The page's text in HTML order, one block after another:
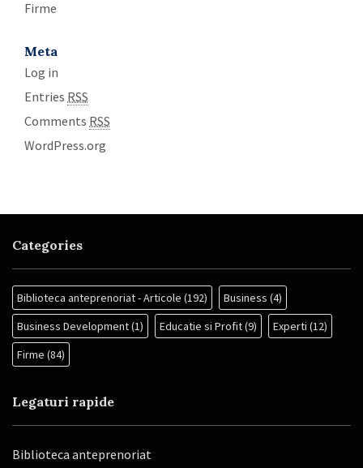
Firme
Meta
Log in
Entries RSS
Comments RSS
WordPress.org
Categories
Biblioteca anteprenoriat - Articole (192) Business (4)
Business Development(1) Educatie si Profit(9) Experti (12)
Firme (84)
Legaturi rapide
Biblioteca anteprenoriat